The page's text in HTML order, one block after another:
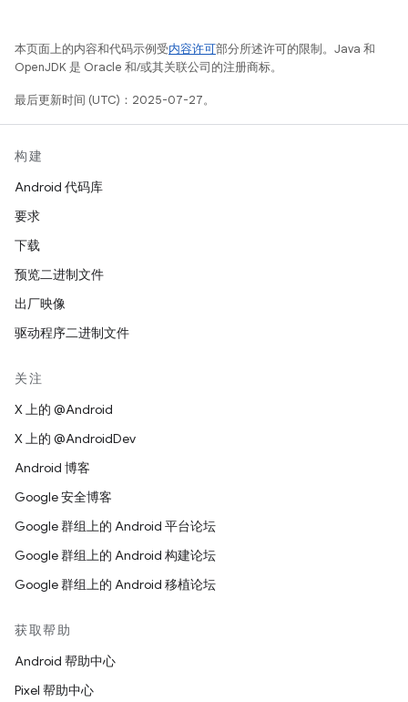
本页面上的内容和代码示例受内容许可部分所述许可的限制。Java 和
OpenJDK 是 Oracle 和/或其关联公司的注册商标。
最后更新时间 (UTC)：2025-07-27。
构建
Android 代码库
要求
下载
预览二进制文件
出厂映像
驱动程序二进制文件
关注
X 上的 @Android
X 上的 @AndroidDev
Android 博客
Google 安全博客
Google 群组上的 Android 平台论坛
Google 群组上的 Android 构建论坛
Google 群组上的 Android 移植论坛
获取帮助
Android 帮助中心
Pixel 帮助中心